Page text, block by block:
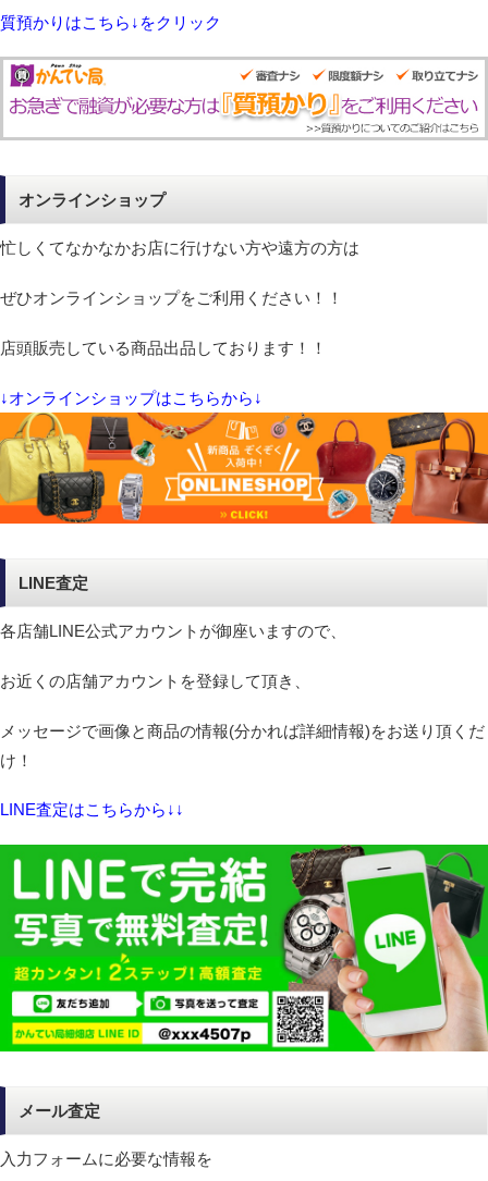
質預かりはこちら↓をクリック
オンラインショップ
忙しくてなかなかお店に行けない方や遠方の方は
ぜひオンラインショップをご利用ください！！
店頭販売している商品出品しております！！
↓オンラインショップはこちらから↓
LINE査定
各店舗LINE公式アカウントが御座いますので、
お近くの店舗アカウントを登録して頂き、
メッセージで画像と商品の情報(分かれば詳細情報)をお送り頂くだ
け！
LINE査定はこちらから↓↓
メール査定
入力フォームに必要な情報を